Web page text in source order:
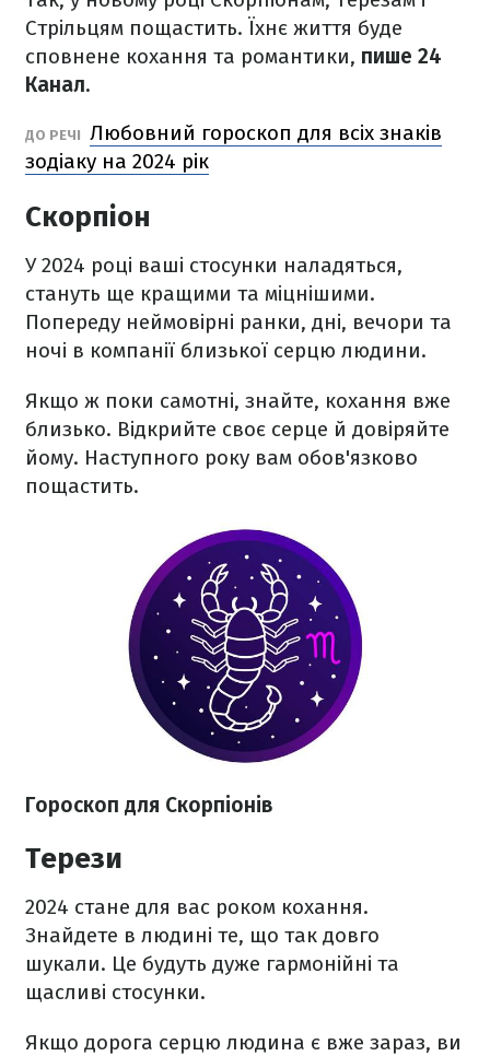
Стрільцям пощастить. Їхнє життя буде
сповнене кохання та романтики, пише 24
Канал.
ДО РЕЧІ Любовний гороскоп для всіх знаків
зодіаку на 2024 рік
Скорпіон
У 2024 році ваші стосунки наладяться,
стануть ще кращими та міцнішими.
Попереду неймовірні ранки, дні, вечори та
ночі в компанії близької серцю людини.
Якщо ж поки самотні, знайте, кохання вже
близько. Відкрийте своє серце й довіряйте
йому. Наступного року вам обов'язково
пощастить.
Гороскоп для Скорпіонів
Терези
2024 стане для вас роком кохання.
Знайдете в людині те, що так довго
шукали. Це будуть дуже гармонійні та
щасливі стосунки.
Якщо дорога серцю людина є вже зараз, ви